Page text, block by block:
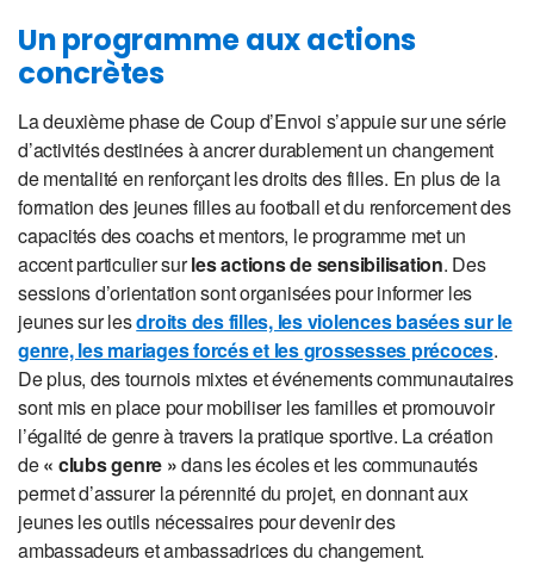
Un programme aux actions
concrètes
La deuxième phase de Coup d’Envoi s’appuie sur une série
d’activités destinées à ancrer durablement un changement
de mentalité en renforçant les droits des filles. En plus de la
formation des jeunes filles au football et du renforcement des
capacités des coachs et mentors, le programme met un
accent particulier surles actions de sensibilisation. Des
sessions d’orientation sont organisées pour informer les
jeunes sur lesdroits des filles, les violences basées sur le
genre, les mariages forcés et les grossesses précoces.
De plus, des tournois mixtes et événements communautaires
sont mis en place pour mobiliser les familles et promouvoir
l’égalité de genre à travers la pratique sportive. La création
de« clubs genre »dans les écoles et les communautés
permet d’assurer la pérennité du projet, en donnant aux
jeunes les outils nécessaires pour devenir des
ambassadeurs et ambassadrices du changement.